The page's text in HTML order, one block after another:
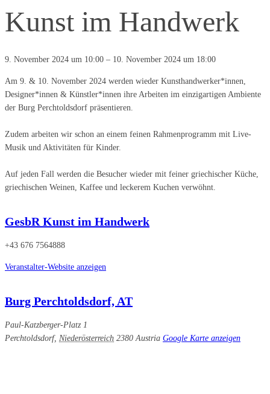
Kunst im Handwerk
9. November 2024 um 10:00 – 10. November 2024 um 18:00
Am 9. & 10. November 2024 werden wieder Kunsthandwerker*innen,
Designer*innen & Künstler*innen ihre Arbeiten im einzigartigen Ambiente
der Burg Perchtoldsdorf präsentieren.
Zudem arbeiten wir schon an einem feinen Rahmenprogramm mit Live-
Musik und Aktivitäten für Kinder.
Auf jeden Fall werden die Besucher wieder mit feiner griechischer Küche,
griechischen Weinen, Kaffee und leckerem Kuchen verwöhnt.
GesbR Kunst im Handwerk
+43 676 7564888
Veranstalter-Website anzeigen
Burg Perchtoldsdorf, AT
Paul-Katzberger-Platz 1
Perchtoldsdorf, Niederösterreich 2380 Austria Google Karte anzeigen